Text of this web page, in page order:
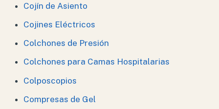
Cojín de Asiento
Cojines Eléctricos
Colchones de Presión
Colchones para Camas Hospitalarias
Colposcopios
Compresas de Gel